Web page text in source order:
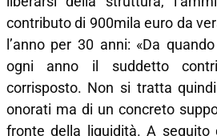
contributo di 900mila euro da
l’anno per 30 anni: «Da
ogni anno il suddetto
corrisposto. Non si tratta
onorati ma di un concreto
fronte della liquidità. A seguito